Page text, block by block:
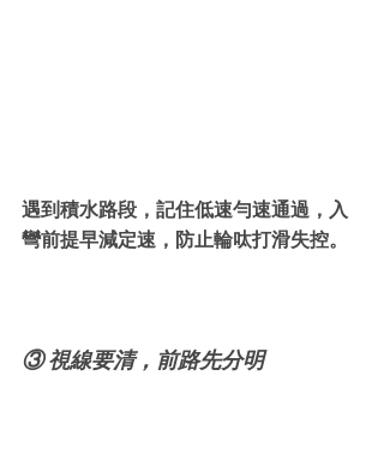
遇到積水路段，記住低速勻速通過，入
彎前提早減定速，防止輪呔打滑失控。
③ 視線要清，前路先分明